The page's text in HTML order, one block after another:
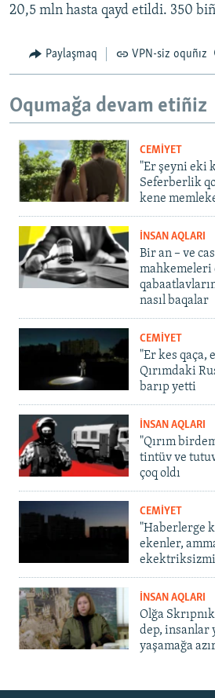
20,5 mln hasta qayd etildi. 350
Paylaşmaq VPN-siz oquñız
Oqumağa devam etiñiz
CEMİYET
"Er şeyni eki
Seferberlik
kene
İNSAN AQLARI
Bir an – ve
mahkemeleri
nasıl baqalar
CEMİYET
"Er kes qaça,
Qırımdaki
barıp yetti
İNSAN AQLARI
"Qırım
tintüv ve
çoq oldı
CEMİYET
"Haberlerge
ekenler,
İNSAN AQLARI
Olğa
dep, insanlar
yaşamağa